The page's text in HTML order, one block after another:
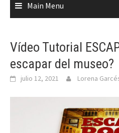
Main Menu
Vídeo Tutorial
escapar del museo?
julio 12, 2021 Lorena